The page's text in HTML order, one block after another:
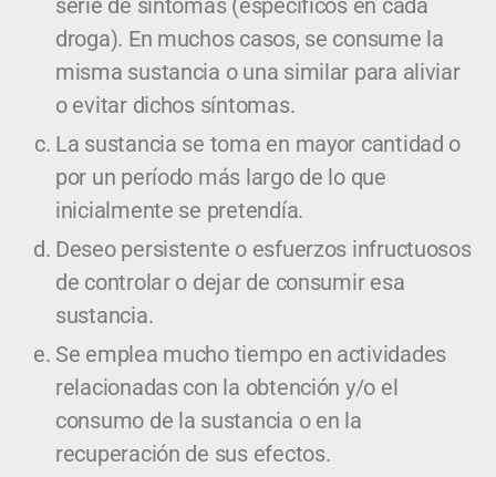
droga). En muchos casos, se consume la
misma sustancia o una similar para aliviar
o evitar dichos síntomas.
La sustancia se toma en mayor cantidad o
por un período más largo de lo que
inicialmente se pretendía.
Deseo persistente o esfuerzos infructuosos
de controlar o dejar de consumir esa
sustancia.
Se emplea mucho tiempo en actividades
relacionadas con la obtención y/o el
consumo de la sustancia o en la
recuperación de sus efectos.